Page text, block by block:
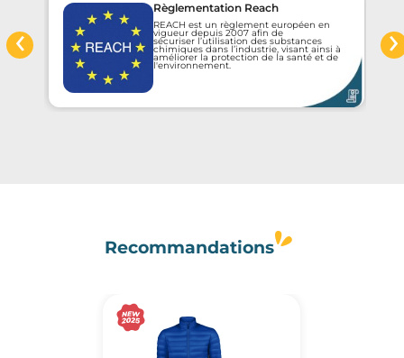
Règlementation Reach
REACH est un règlement européen en
vigueur depuis 2007 afin de
sécuriser l’utilisation des substances
chimiques dans l’industrie, visant ainsi à
améliorer la protection de la santé et de
l'environnement.
‹ ›
Recommandations